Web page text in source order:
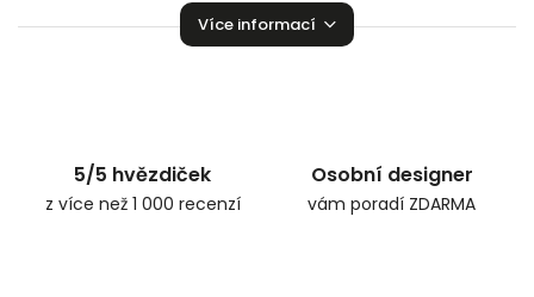
Můžete se ale podívat na ostatní kategorie.
Více informací
5/5 hvězdiček
z více než 1 000 recenzí
Osobní designer
vám poradí ZDARMA